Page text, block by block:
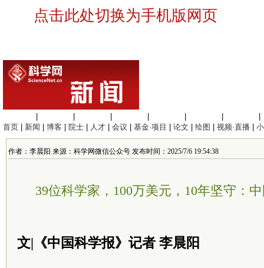
点击此处切换为手机版网页
首页
新闻 博客 院士 人才 会议 基金·项目 论文 绘图 视频·直播
作者：李晨阳 来源：科学网微信公众号 发布时间：2025/7/6 19:54:38
39位科学家，100万美元，10年坚守：
文|《中国科学报》记者 李晨阳